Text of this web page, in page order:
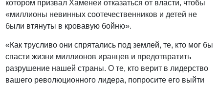
котором призвал Хаменеи отказаться от власти, чтобы
«миллионы невинных соотечественников и детей не
были втянуты в кровавую бойню».
«Как трусливо они спрятались под землей, те, кто мог бы
спасти жизни миллионов иранцев и предотвратить
разрушение нашей страны. О те, кто верит в лидерство
вашего революционного лидера, попросите его выйти